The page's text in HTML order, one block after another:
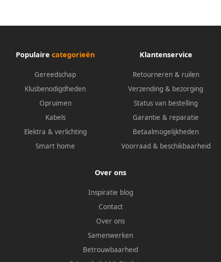
Populaire categorieën
Gereedschap
Klusbenodigdheden
Opruimen
Kabels
Elektra & verlichting
Smart home
Klantenservice
Retourneren & ruilen
Verzending & bezorging
Status van bestelling
Garantie & reparatie
Betaalmogelijkheden
Voorraad & beschikbaarheid
Over ons
Inspiratie blog
Contact
Over ons
Samenwerken
Betrouwbaarheid